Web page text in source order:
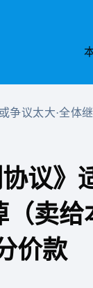
争议太大·全
议》
卖
价款